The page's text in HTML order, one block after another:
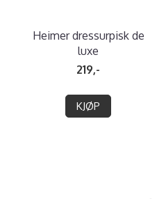
Heimer dressurpisk de
luxe
219,-
KJØP